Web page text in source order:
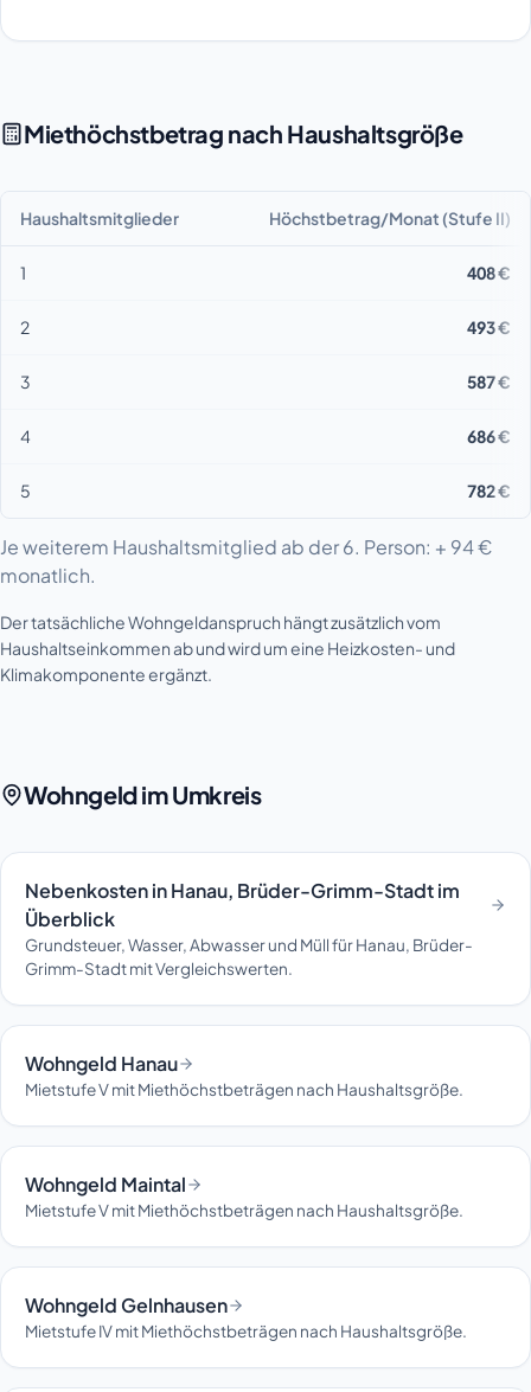
Miethöchstbetrag nach Haushaltsgröße
Haushaltsmitglieder Höchstbetrag/Monat (Stufe II)
1 408 €
2 493 €
3 587 €
4 686 €
5 782 €
Je weiterem Haushaltsmitglied ab der 6. Person: + 94 €
monatlich.
Der tatsächliche Wohngeldanspruch hängt zusätzlich vom
Haushaltseinkommen ab und wird um eine Heizkosten- und
Klimakomponente ergänzt.
Wohngeld im Umkreis
Nebenkosten in Hanau, Brüder-Grimm-Stadt im
Überblick
Grundsteuer, Wasser, Abwasser und Müll für Hanau, Brüder-
Grimm-Stadt mit Vergleichswerten.
Wohngeld Hanau
Mietstufe V mit Miethöchstbeträgen nach Haushaltsgröße.
Wohngeld Maintal
Mietstufe V mit Miethöchstbeträgen nach Haushaltsgröße.
Wohngeld Gelnhausen
Mietstufe IV mit Miethöchstbeträgen nach Haushaltsgröße.